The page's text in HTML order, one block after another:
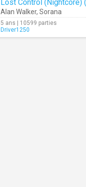
Alan Walker, Sorana
5 ans | 10599 parties
Driver1250